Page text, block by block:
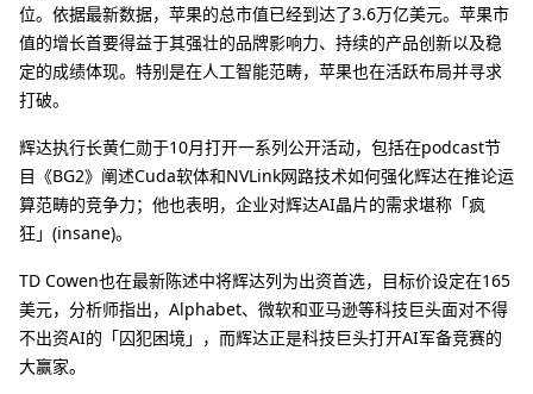
位。依据最新数据，苹果的总市值已经到达了3.6万亿美元。苹果市
值的增长首要得益于其强壮的品牌影响力、持续的产品创新以及稳
定的成绩体现。特别是在人工智能范畴，苹果也在活跃布局并寻求
打破。
辉达执行长黄仁勋于10月打开一系列公开活动，包括在podcast节
目《BG2》阐述Cuda软体和NVLink网路技术如何强化辉达在推论运
算范畴的竞争力；他也表明，企业对辉达AI晶片的需求堪称「疯
狂」(insane)。
TD Cowen也在最新陈述中将辉达列为出资首选，目标价设定在165
美元，分析师指出，Alphabet、微软和亚马逊等科技巨头面对不得
不出资AI的「囚犯困境」，而辉达正是科技巨头打开AI军备竞赛的
大赢家。